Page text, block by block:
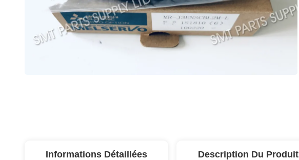
Informations Détaillées Description Du Produit